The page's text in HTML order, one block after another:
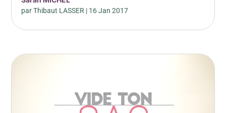
parThibaut LASSER | 16 Jan 2017